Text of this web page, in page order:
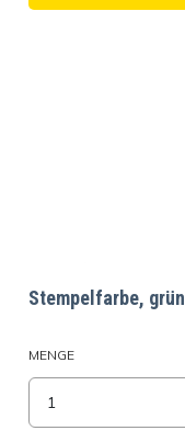
Stempelfarbe, grün
MENGE